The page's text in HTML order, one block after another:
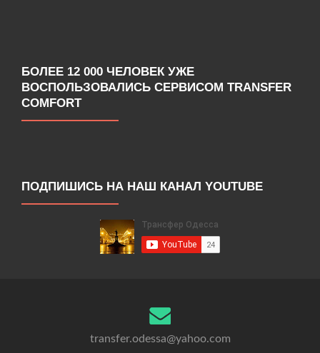
БОЛЕЕ 12 000 ЧЕЛОВЕК УЖЕ
ВОСПОЛЬЗОВАЛИСЬ СЕРВИСОМ TRANSFER
COMFORT
ПОДПИШИСЬ НА НАШ КАНАЛ YOUTUBE
transfer.odessa@yahoo.com